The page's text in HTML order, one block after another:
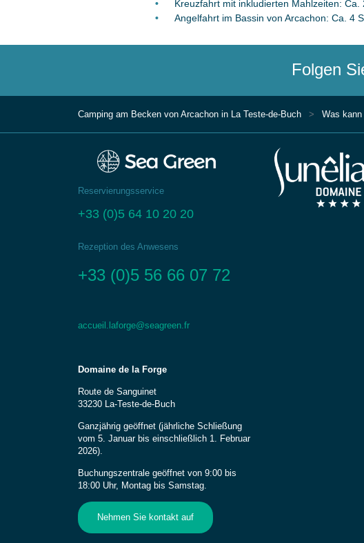
Kreuzfahrt mit inkludierten Mahlzeiten: Ca.
Angelfahrt im Bassin von Arcachon: Ca. 4
Folgen
Camping am Becken von Arcachon in La Teste-de-Buch Was
Reservierungsservice
+33 (0)5 64 10 20 20
Rezeption des Anwesens
+33 (0)5 56 66 07 72
accueil.laforge@seagreen.fr
Domaine de la Forge
Route de Sanguinet
33230 La-Teste-de-Buch
Ganzjährig geöffnet (jährliche Schließung
vom 5. Januar bis einschließlich 1. Februar
2026).
Buchungszentrale geöffnet von 9:00 bis
18:00 Uhr, Montag bis Samstag.
Nehmen Sie kontakt auf